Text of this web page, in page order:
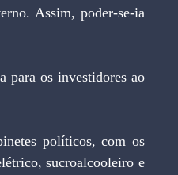
Assim, poder-se-ia
sucroalcooleiro e